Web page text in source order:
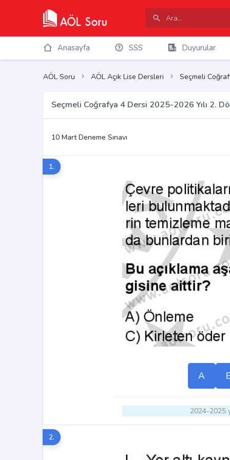
Anasayfa SSS Duyurular
AÖL Soru AÖL Açık Lise Dersleri Seçmeli
Seçmeli Coğrafya 4 Dersi 2025-2026 Yılı 2.
10 Mart Deneme Sınavı
1.
A
2024-2025
2.